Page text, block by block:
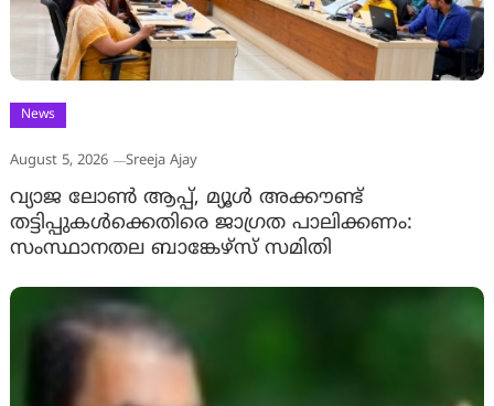
News
August 5, 2026 Sreeja Ajay
വ്യാജ ലോൺ ആപ്പ്, മ്യൂൾ അക്കൗണ്ട്
തട്ടിപ്പുകൾക്കെതിരെ ജാ​ഗ്രത പാലിക്കണം:
സംസ്ഥാനതല ബാങ്കേഴ്സ് സമിതി